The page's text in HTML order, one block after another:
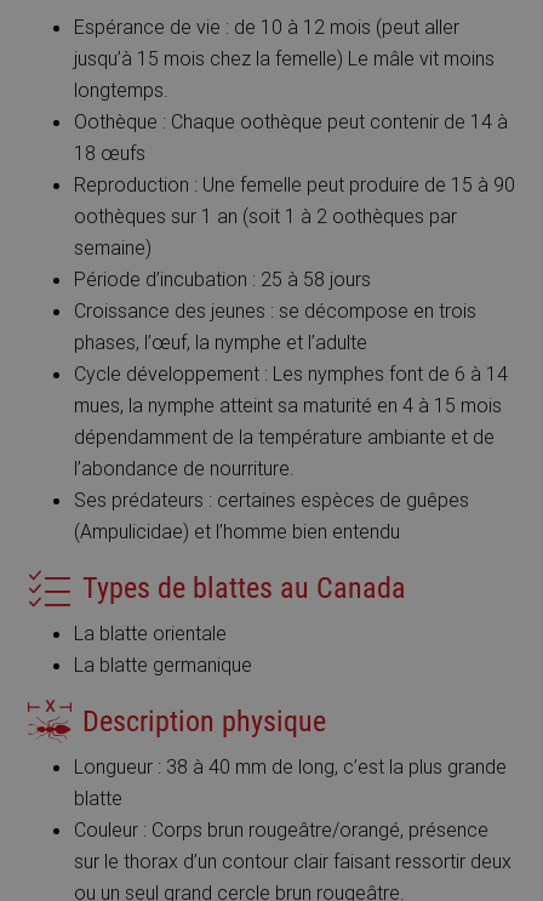
Espérance de vie : de 10 à 12 mois (peut aller
jusqu’à 15 mois chez la femelle) Le mâle vit moins
longtemps.
Oothèque : Chaque oothèque peut contenir de 14 à
18 œufs
Reproduction : Une femelle peut produire de 15 à 90
oothèques sur 1 an (soit 1 à 2 oothèques par
semaine)
Période d’incubation : 25 à 58 jours
Croissance des jeunes : se décompose en trois
phases, l’œuf, la nymphe et l’adulte
Cycle développement : Les nymphes font de 6 à 14
mues, la nymphe atteint sa maturité en 4 à 15 mois
dépendamment de la température ambiante et de
l’abondance de nourriture.
Ses prédateurs : certaines espèces de guêpes
(Ampulicidae) et l’homme bien entendu
Types de blattes au Canada
La blatte orientale
La blatte germanique
Description physique
Longueur : 38 à 40 mm de long, c’est la plus grande
blatte
Couleur : Corps brun rougeâtre/orangé, présence
sur le thorax d’un contour clair faisant ressortir deux
ou un seul grand cercle brun rougeâtre.